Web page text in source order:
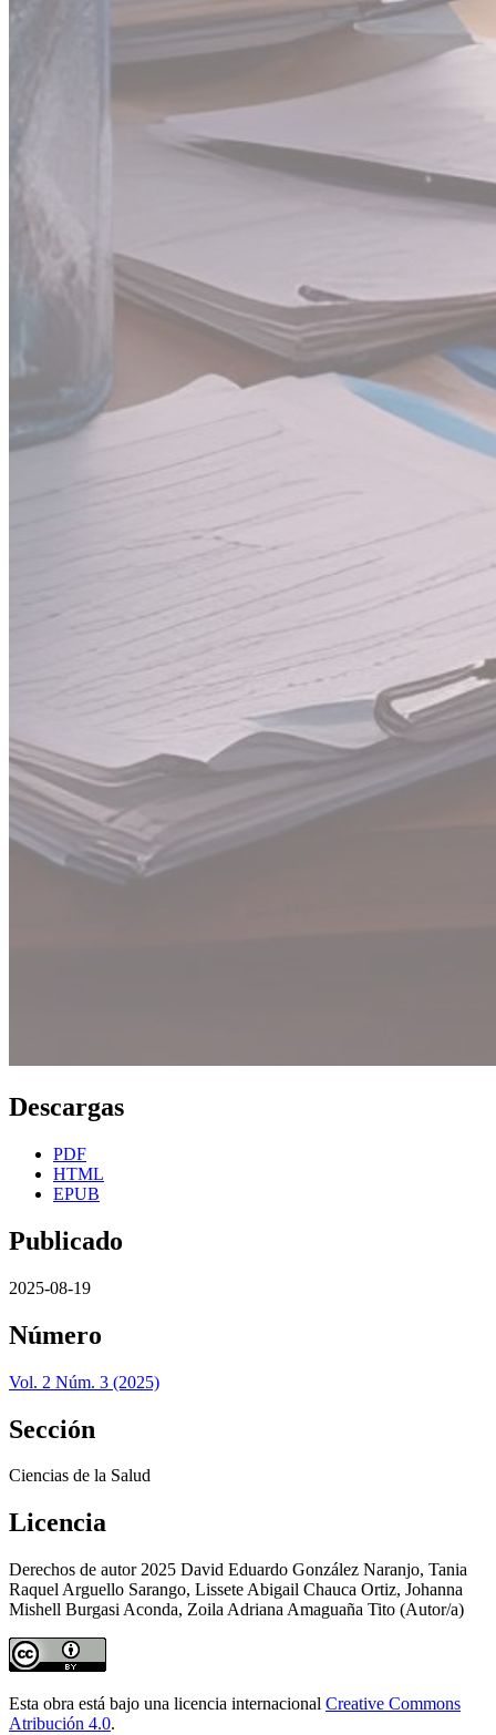
Descargas
PDF
HTML
EPUB
Publicado
2025-08-19
Número
Vol. 2 Núm. 3 (2025)
Sección
Ciencias de la Salud
Licencia
Derechos de autor 2025 David Eduardo González Naranjo, Tania
Raquel Arguello Sarango, Lissete Abigail Chauca Ortiz, Johanna
Mishell Burgasi Aconda, Zoila Adriana Amaguaña Tito (Autor/a)
Esta obra está bajo una licencia internacional Creative Commons
Atribución 4.0.